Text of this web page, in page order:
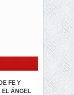
FE Y
EL ÁNGEL